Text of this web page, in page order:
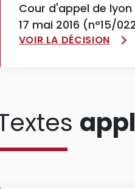
Cour d'appel de
17 mai 2016 (n°15/
VOIR LA DÉCISION